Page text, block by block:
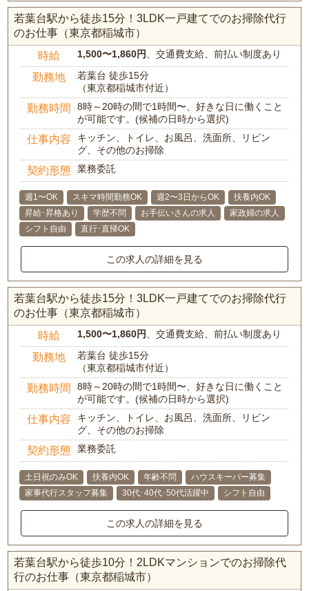
若葉台駅から徒歩15分！3LDK一戸建てでのお掃除代行
のお仕事（東京都稲城市）
時給 1,500〜1,860円、交通費支給、前払い制度あり
勤務地
若葉台 徒歩15分
（東京都稲城市付近）
勤務時間
8時～20時の間で1時間〜、好きな日に働くこと
が可能です。(候補の日時から選択)
仕事内容
キッチン、トイレ、お風呂、洗面所、リビン
グ、その他のお掃除
契約形態 業務委託
週1〜OK スキマ時間勤務OK 週2〜3日からOK
扶養内OK
昇給･昇格あり
学歴不問 お手伝いさんの求人
家政婦の求人
シフト自由
直行･直帰OK
この求人の詳細を見る
若葉台駅から徒歩15分！3LDK一戸建てでのお掃除代行
のお仕事（東京都稲城市）
時給 1,500〜1,860円、交通費支給、前払い制度あり
勤務地
若葉台 徒歩15分
（東京都稲城市付近）
勤務時間
8時～20時の間で1時間〜、好きな日に働くこと
が可能です。(候補の日時から選択)
仕事内容
キッチン、トイレ、お風呂、洗面所、リビン
グ、その他のお掃除
契約形態 業務委託
土日祝のみOK 扶養内OK 年齢不問
ハウスキーパー募集
家事代行スタッフ募集
30代･40代･50代活躍中 シフト自由
この求人の詳細を見る
若葉台駅から徒歩10分！2LDKマンションでのお掃除代
行のお仕事（東京都稲城市）